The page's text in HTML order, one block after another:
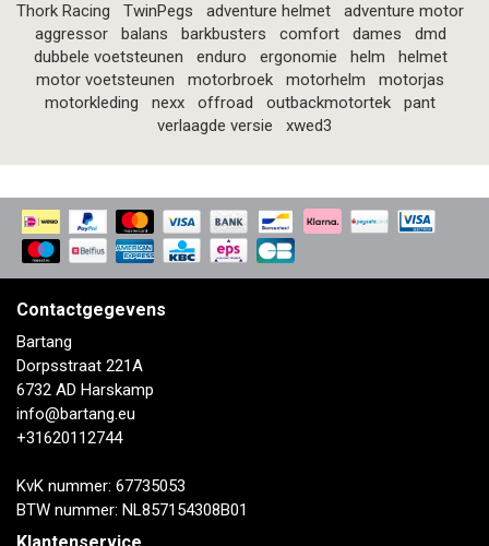
Thork Racing
TwinPegs adventure helmet
adventure motor
aggressor
balans barkbusters comfort dames
dmd
dubbele voetsteunen
enduro ergonomie helm
helmet
motor voetsteunen
motorbroek motorhelm
motorjas
motorkleding
nexx offroad outbackmotortek
pant
verlaagde versie
xwed3
Contactgegevens
Bartang
Dorpsstraat 221A
6732 AD Harskamp
info@bartang.eu
+31620112744
KvK nummer: 67735053
BTW nummer: NL857154308B01